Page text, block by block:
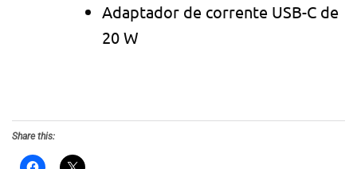
Adaptador de corrente USB-C de
20 W
Share this: